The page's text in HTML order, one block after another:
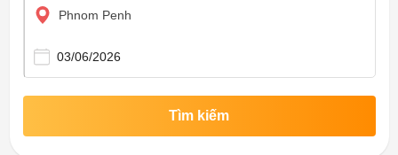
Phnom Penh
Tìm kiếm